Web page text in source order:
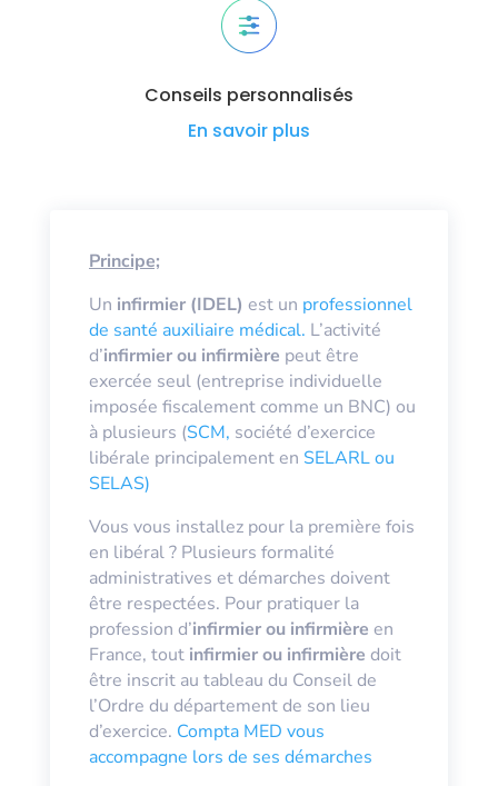
Conseils personnalisés
En savoir plus
Principe;
Un infirmier (IDEL) est un professionnel
de santé auxiliaire médical. L’activité
d’infirmier ou infirmière peut être
exercée seul (entreprise individuelle
imposée fiscalement comme un BNC) ou
à plusieurs (SCM, société d’exercice
libérale principalement en SELARL ou
SELAS)
Vous vous installez pour la première fois
en libéral? Plusieurs formalité
administratives et démarches doivent
être respectées. Pour pratiquer la
profession d’infirmier ou infirmière en
France, tout infirmier ou infirmière doit
être inscrit au tableau du Conseil de
l’Ordre du département de son lieu
d’exercice. Compta MED vous
accompagne lors de ses démarches